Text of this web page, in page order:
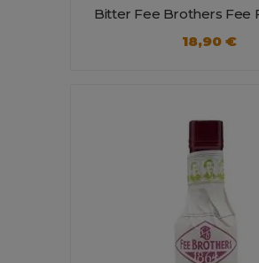
Bitter Fee Brothers Fee
18,90 €